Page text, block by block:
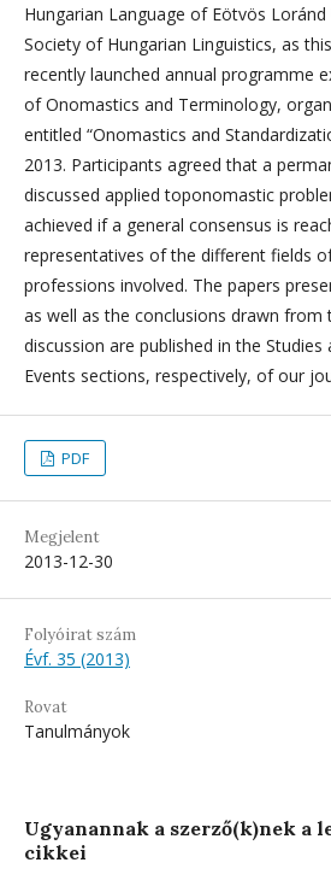
Hungarian Language of Eötvös
Society of Hungarian Linguistics, as
recently launched annual programme
of Onomastics and Terminology,
entitled “Onomastics and
2013. Participants agreed that a
discussed applied toponomastic
achieved if a general consensus is
representatives of the different fields
professions involved. The papers
as well as the conclusions drawn from
discussion are published in the
Events sections, respectively, of our
PDF
Megjelent
2013-12-30
Folyóirat szám
Évf. 35 (2013)
Rovat
Tanulmányok
Ugyanannak a szerző(k)nek a
cikkei